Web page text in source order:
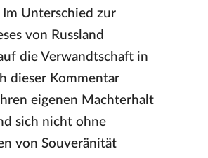
Im Unterschied zur
von Russland
die Verwandtschaft in
dieser Kommentar
eigenen Machterhalt
sich nicht ohne
von Souveränität